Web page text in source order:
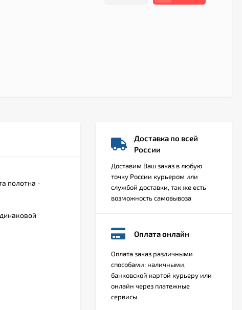
полотна -
Доставка по всей
России
Доставим Ваш заказ в любую
точку России курьером или
службой доставки, так же есть
возможность самовывоза
Оплата онлайн
Оплата заказ различными
способами: наличными,
банковской картой курьеру или
онлайн через платежные
сервисы
6 000 ₽